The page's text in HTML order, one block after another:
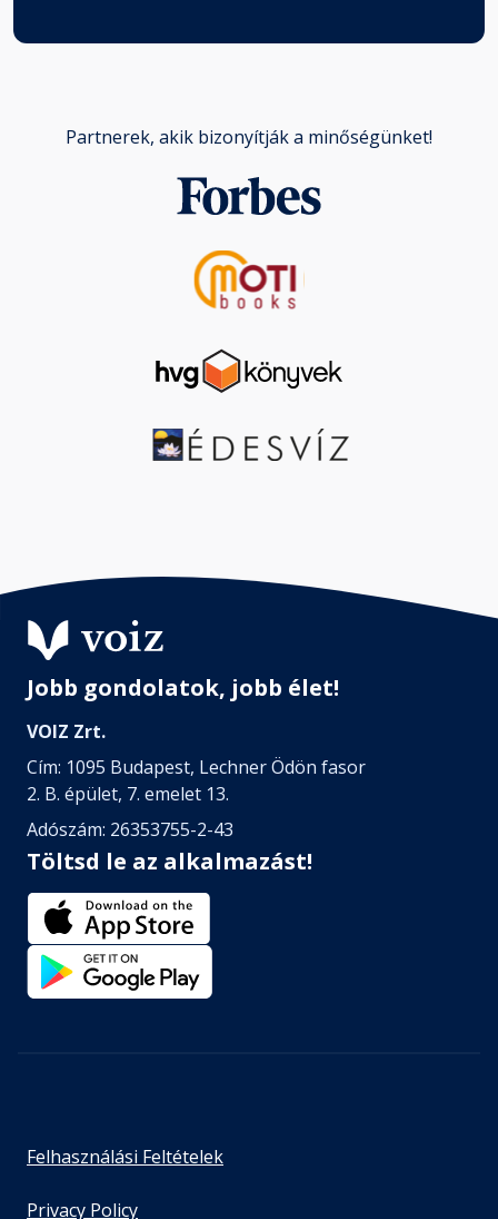
Partnerek, akik bizonyítják a minőségünket!
Jobb gondolatok, jobb élet!
VOIZ Zrt.
Cím: 1095 Budapest, Lechner Ödön fasor
2. B. épület, 7. emelet 13.
Adószám: 26353755-2-43
Töltsd le az alkalmazást!
Felhasználási Feltételek
Privacy Policy